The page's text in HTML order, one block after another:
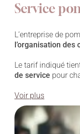
Service
L’entreprise de
l’organisation des
Le tarif indiqué
de service pour
Voir plus